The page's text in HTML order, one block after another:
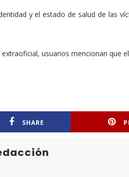
y el estado de salud de las
usuarios mencionan que
SHARE